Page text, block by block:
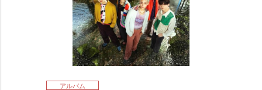
アルバム